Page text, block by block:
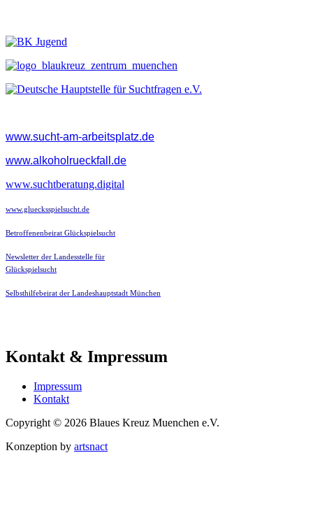
www.sucht-am-arbeitsplatz.de
www.alkoholrueckfall.de
www.suchtberatung.digital
www.gluecksspielsucht.de
Betroffenenbeirat Glückspielsucht
Newsletter der Landesstelle für
Glückspielsucht
Selbsthilfebeirat der Landeshauptstadt München
Kontakt & Impressum
Impressum
Kontakt
Copyright © 2026 Blaues Kreuz Muenchen e.V.
Konzeption by artsnact